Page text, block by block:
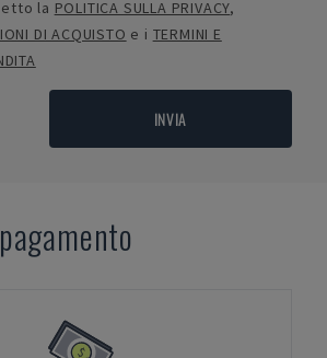
la POLITICA SULLA PRIVACY,
DI ACQUISTO e i TERMINI E
INVIA